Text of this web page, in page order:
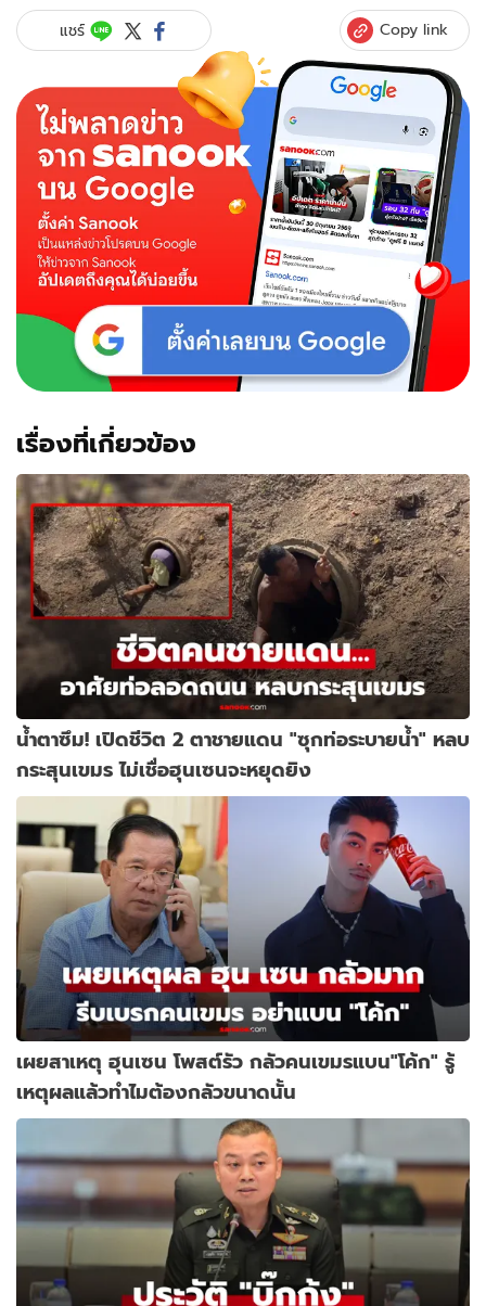
แชร์ Copy link
เรื่องที่เกี่ยวข้อง
น้ำตาซึม! เปิดชีวิต 2 ตาชายแดน "ซุกท่อระบายน้ำ" หลบ
กระสุนเขมร ไม่เชื่อฮุนเซนจะหยุดยิง
เผยสาเหตุ ฮุนเซน โพสต์รัว กลัวคนเขมรแบน"โค้ก" รู้
เหตุผลแล้วทำไมต้องกลัวขนาดนั้น